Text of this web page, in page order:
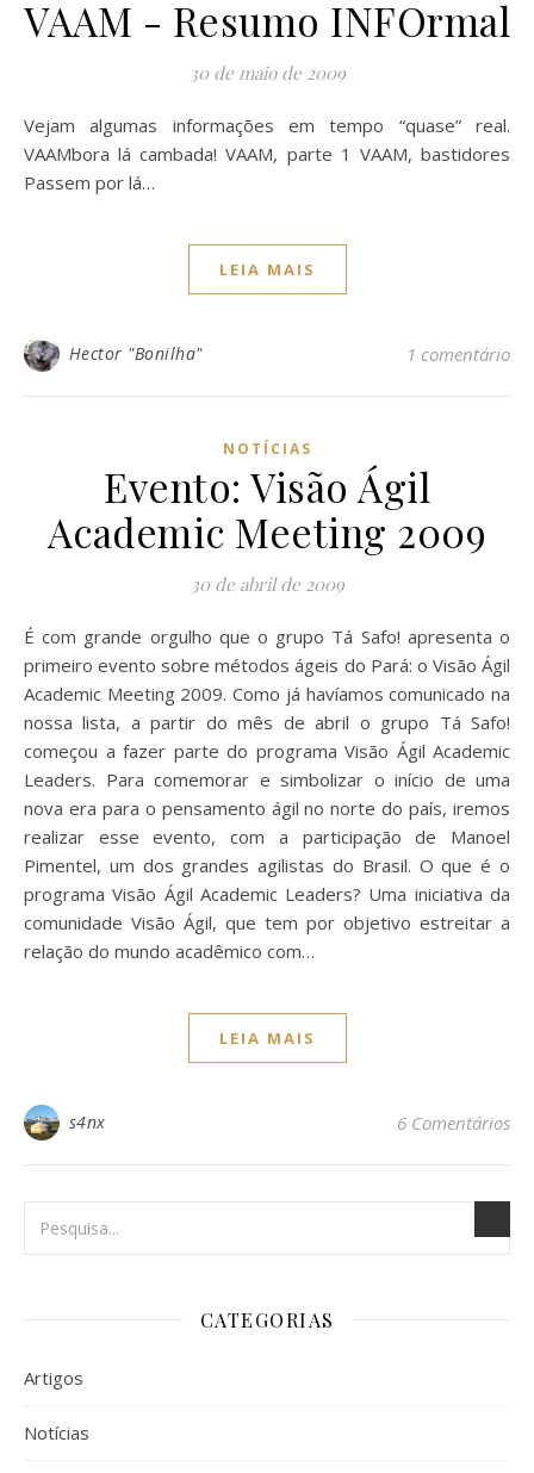
VAAM - Resumo INFOrmal
30 de maio de 2009
Vejam algumas informações em tempo “quase” real.
VAAMbora lá cambada! VAAM, parte 1 VAAM, bastidores
Passem por lá…
LEIA MAIS
Hector "Bonilha" 1 comentário
NOTÍCIAS
Evento: Visão Ágil
Academic Meeting 2009
30 de abril de 2009
É com grande orgulho que o grupo Tá Safo! apresenta o
primeiro evento sobre métodos ágeis do Pará: o Visão Ágil
Academic Meeting 2009. Como já havíamos comunicado na
nossa lista, a partir do mês de abril o grupo Tá Safo!
começou a fazer parte do programa Visão Ágil Academic
Leaders. Para comemorar e simbolizar o início de uma
nova era para o pensamento ágil no norte do país, iremos
realizar esse evento, com a participação de Manoel
Pimentel, um dos grandes agilistas do Brasil. O que é o
programa Visão Ágil Academic Leaders? Uma iniciativa da
comunidade Visão Ágil, que tem por objetivo estreitar a
relação do mundo acadêmico com…
LEIA MAIS
s4nx 6 Comentários
CATEGORIAS
Artigos
Notícias